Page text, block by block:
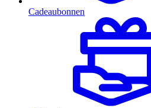
Cadeaubonnen